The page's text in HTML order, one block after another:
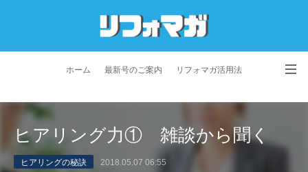
ホーム 最新号のご案内 リフォマガ活用法
プライバシーポリシー 利用規約 会社概要
ヒアリング力① 雑談から聞く
ヒアリングの秘訣 2018.05.07 06:55